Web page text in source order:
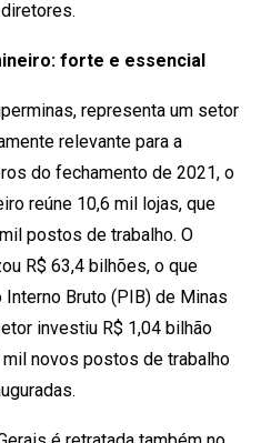
forte e essencial
representa um setor
relevante para a
do fechamento de 2021, o
reúne 10,6 mil lojas, que
postos de trabalho. O
R$ 63,4 bilhões, o que
Bruto (PIB) de Minas
investiu R$ 1,04 bilhão
novos postos de trabalho